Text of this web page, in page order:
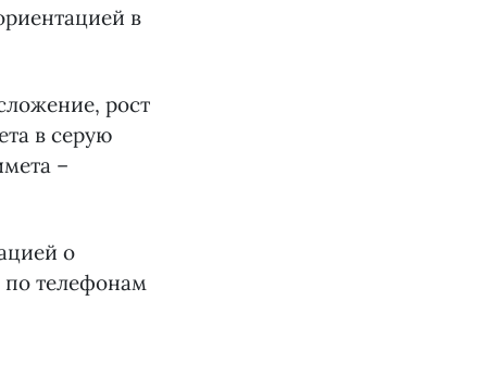
в
рост
в серую
–
о
по телефонам